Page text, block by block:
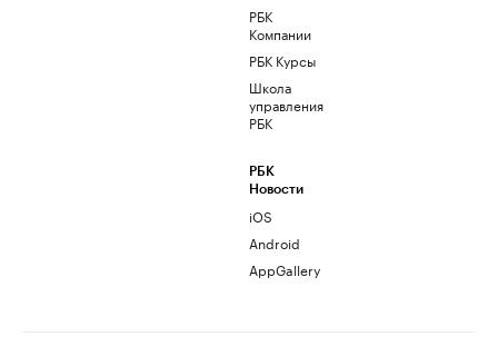
РБК
Компании
РБК Курсы
Школа
управления
РБК
РБК
Новости
iOS
Android
AppGallery